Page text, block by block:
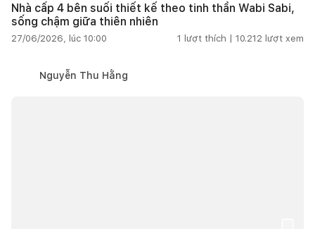
Nhà cấp 4 bên suối thiết kế theo tinh thần Wabi Sabi,
sống chậm giữa thiên nhiên
27/06/2026, lúc 10:00 1 lượt thích | 10.212 lượt xem
Nguyễn Thu Hằng